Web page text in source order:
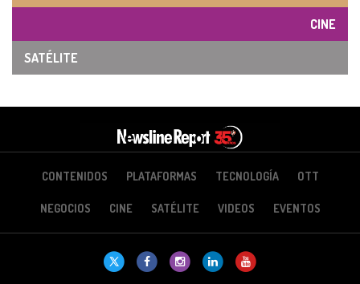
CINE
SATÉLITE
CONTENIDOS PLATAFORMAS TECNOLOGÍA OTT
NEGOCIOS CINE SATÉLITE VIDEOS EVENTOS